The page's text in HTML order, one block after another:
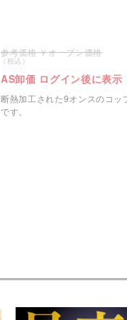
オープン価格
AS卸価 ログイン後に表示
断熱加工された9オンスのコッ
です。